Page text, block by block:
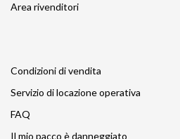
Area rivenditori
Condizioni di vendita
Servizio di locazione operativa
FAQ
Il mio pacco è danneggiato